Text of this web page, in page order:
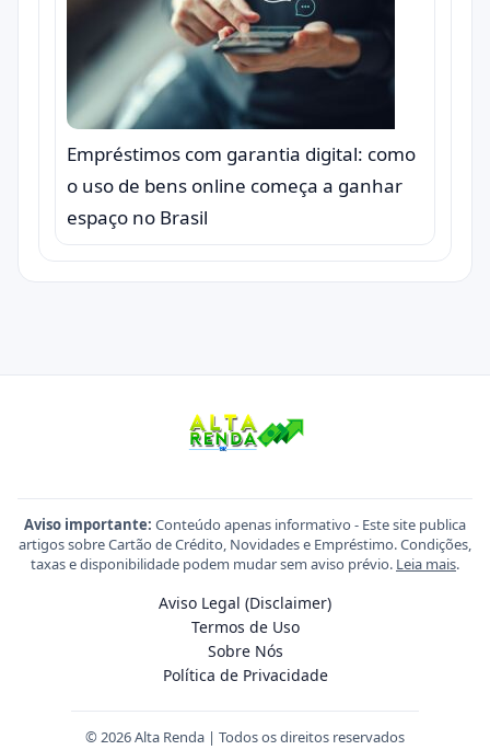
Empréstimos com garantia digital: como
o uso de bens online começa a ganhar
espaço no Brasil
Aviso importante: Conteúdo apenas informativo - Este site publica
artigos sobre Cartão de Crédito, Novidades e Empréstimo. Condições,
taxas e disponibilidade podem mudar sem aviso prévio. Leia mais.
Aviso Legal (Disclaimer)
Termos de Uso
Sobre Nós
Política de Privacidade
© 2026 Alta Renda | Todos os direitos reservados